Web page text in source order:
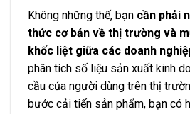
Không những thế, bạn cần phải
thức cơ bản về thị trường và
khốc liệt giữa các doanh
phân tích số liệu sản xuất kinh
cầu của người dùng trên thị
bước cải tiến sản phẩm, bạn có